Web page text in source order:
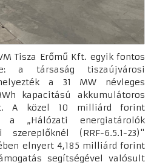
Tisza Erőmű Kft. egyik fontos
a társaság tiszaújvárosi
a 31 MW névleges
kapacitású akkumulátoros
A közel 10 milliárd forint
a „Hálózati energiatárolók
(RRF-6.5.1-23)"
elnyert 4,185 milliárd forint
segítségével valósult